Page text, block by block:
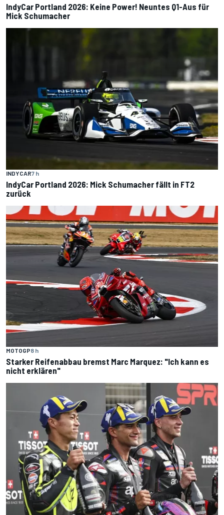
IndyCar Portland 2026: Keine Power! Neuntes Q1-Aus für
Mick Schumacher
INDYCAR7 h
IndyCar Portland 2026: Mick Schumacher fällt in FT2
zurück
MOTOGP8 h
Starker Reifenabbau bremst Marc Marquez: "Ich kann es
nicht erklären"